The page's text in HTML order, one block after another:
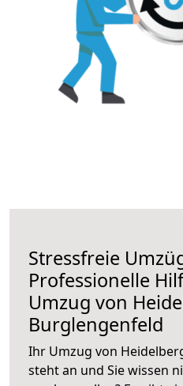
Stressfreie
Professionelle
Umzug von
Burglengenfeld
Ihr Umzug von
steht an und Sie wissen